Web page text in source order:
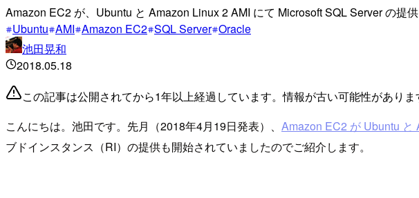
Amazon EC2 が、Ubuntu と Amazon Linux 2 AMI にて Microsoft SQL Server の提
Ubuntu AMI Amazon EC2 SQL Server Oracle
池田晃和
2018.05.18
この記事は公開されてから1年以上経過しています。情報が古い可能性がありま
こんにちは。池田です。先月（2018年4月19日発表）、 Amazon EC2 が Ubuntu と
ブドインスタンス（RI）の提供も開始されていましたのでご紹介します。